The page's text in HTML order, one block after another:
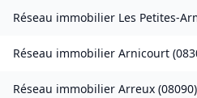
Réseau immobilier Les Petites-
Réseau immobilier Arnicourt (
Réseau immobilier Arreux (08090)